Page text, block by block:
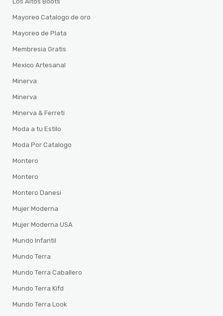
Mayoreo Catalogo de oro
Mayoreo de Plata
Membresia Gratis
Mexico Artesanal
Minerva
Minerva
Minerva & Ferreti
Moda a tu Estilo
Moda Por Catalogo
Montero
Montero
Montero Danesi
Mujer Moderna
Mujer Moderna USA
Mundo Infantil
Mundo Terra
Mundo Terra Caballero
Mundo Terra Kifd
Mundo Terra Look